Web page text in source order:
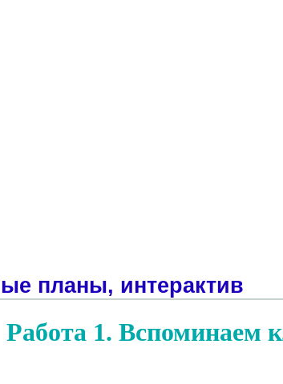
планы, интерактив
Работа 1. Вспоминаем